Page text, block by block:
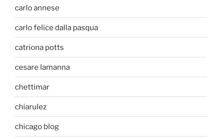
carlo annese
carlo felice dalla pasqua
catriona potts
cesare lamanna
chettimar
chiarulez
chicago blog